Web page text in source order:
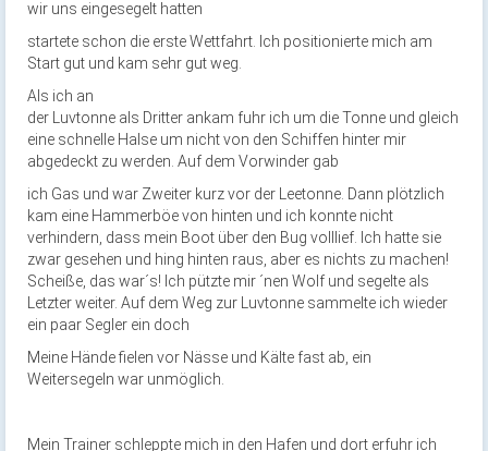
wir uns eingesegelt hatten
startete schon die erste Wettfahrt. Ich positionierte mich am
Start gut und kam sehr gut weg.
Als ich an
der Luvtonne als Dritter ankam fuhr ich um die Tonne und gleich
eine schnelle Halse um nicht von den Schiffen hinter mir
abgedeckt zu werden. Auf dem Vorwinder gab
ich Gas und war Zweiter kurz vor der Leetonne. Dann plötzlich
kam eine Hammerböe von hinten und ich konnte nicht
verhindern, dass mein Boot über den Bug volllief. Ich hatte sie
zwar gesehen und hing hinten raus, aber es nichts zu machen!
Scheiße, das war´s! Ich pützte mir ´nen Wolf und segelte als
Letzter weiter. Auf dem Weg zur Luvtonne sammelte ich wieder
ein paar Segler ein doch
Meine Hände fielen vor Nässe und Kälte fast ab, ein
Weitersegeln war unmöglich.
Mein Trainer schleppte mich in den Hafen und dort erfuhr ich